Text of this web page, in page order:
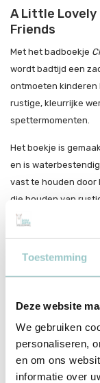
Toestemming
Deze website
We gebruiken
personaliseren,
en om ons
informatie over
A Little Lovely
Friends
Met het badboekje
wordt badtijd een
ontmoeten kinderen
rustige, kleurrijke
spettermomenten.
Het boekje is
en is
vast te houden door
die houden van
Dromerig
Lieve
Drijft op het